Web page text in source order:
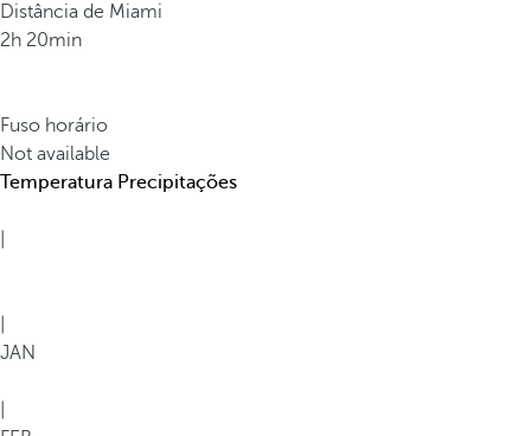
Distância de Miami
2h 20min
Fuso horário
Not available
Temperatura Precipitações
JAN